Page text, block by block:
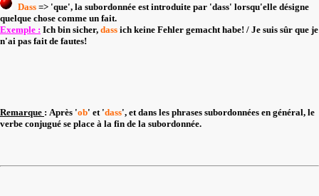
Dass => 'que', la subordonnée est introduite par 'dass' lorsqu'elle désigne
quelque chose comme un fait.
Exemple : Ich bin sicher, dass ich keine Fehler gemacht habe! / Je suis sûr que je
n'ai pas fait de fautes!
Remarque : Après 'ob' et 'dass', et dans les phrases subordonnées en général, le
verbe conjugué se place à la fin de la subordonnée.